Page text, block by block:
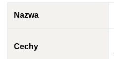
Nazwa
Cechy